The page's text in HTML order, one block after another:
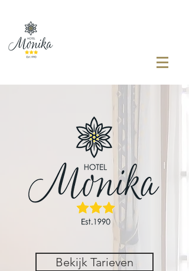
Bekijk Tarieven